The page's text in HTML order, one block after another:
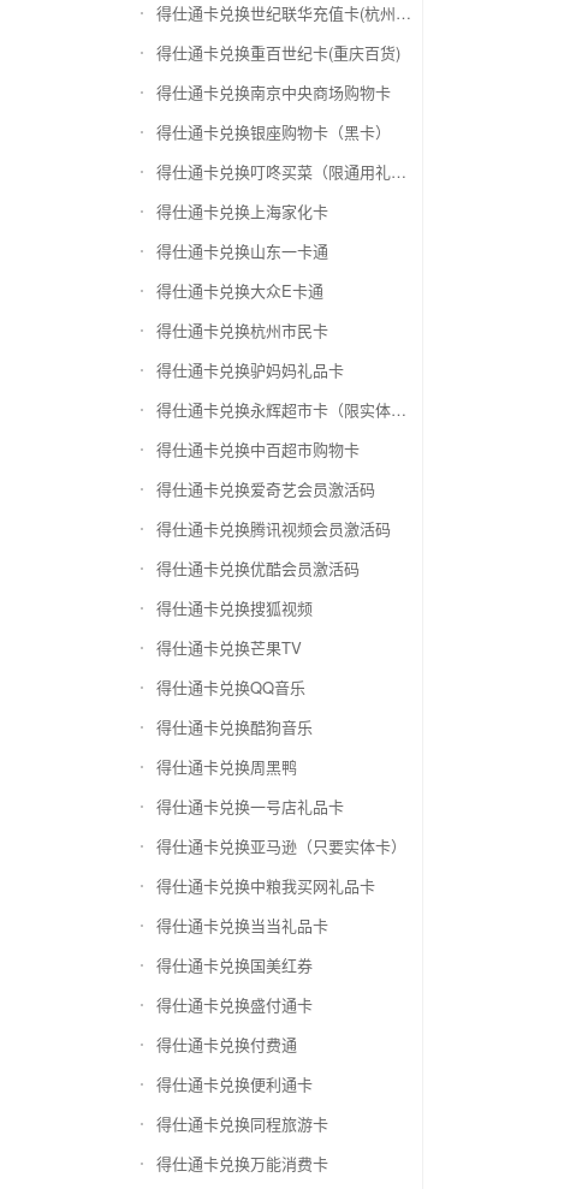
得仕通卡兑换世纪联华充值卡(杭州联华)
得仕通卡兑换重百世纪卡(重庆百货)
得仕通卡兑换南京中央商场购物卡
得仕通卡兑换银座购物卡（黑卡）
得仕通卡兑换叮咚买菜（限通用礼品卡）
得仕通卡兑换上海家化卡
得仕通卡兑换山东一卡通
得仕通卡兑换大众E卡通
得仕通卡兑换杭州市民卡
得仕通卡兑换驴妈妈礼品卡
得仕通卡兑换永辉超市卡（限实体卡）
得仕通卡兑换中百超市购物卡
得仕通卡兑换爱奇艺会员激活码
得仕通卡兑换腾讯视频会员激活码
得仕通卡兑换优酷会员激活码
得仕通卡兑换搜狐视频
得仕通卡兑换芒果TV
得仕通卡兑换QQ音乐
得仕通卡兑换酷狗音乐
得仕通卡兑换周黑鸭
得仕通卡兑换一号店礼品卡
得仕通卡兑换亚马逊（只要实体卡）
得仕通卡兑换中粮我买网礼品卡
得仕通卡兑换当当礼品卡
得仕通卡兑换国美红券
得仕通卡兑换盛付通卡
得仕通卡兑换付费通
得仕通卡兑换便利通卡
得仕通卡兑换同程旅游卡
得仕通卡兑换万能消费卡